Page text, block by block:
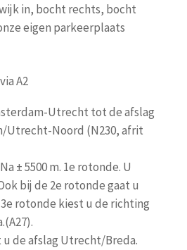
in, bocht rechts, bocht
eigen parkeerplaats
A2
Utrecht tot de afslag
Utrecht-Noord (N230, afrit
± 5500 m. 1e rotonde. U
bij de 2e rotonde gaat u
rotonde kiest u de richting
u de afslag Utrecht/Breda.